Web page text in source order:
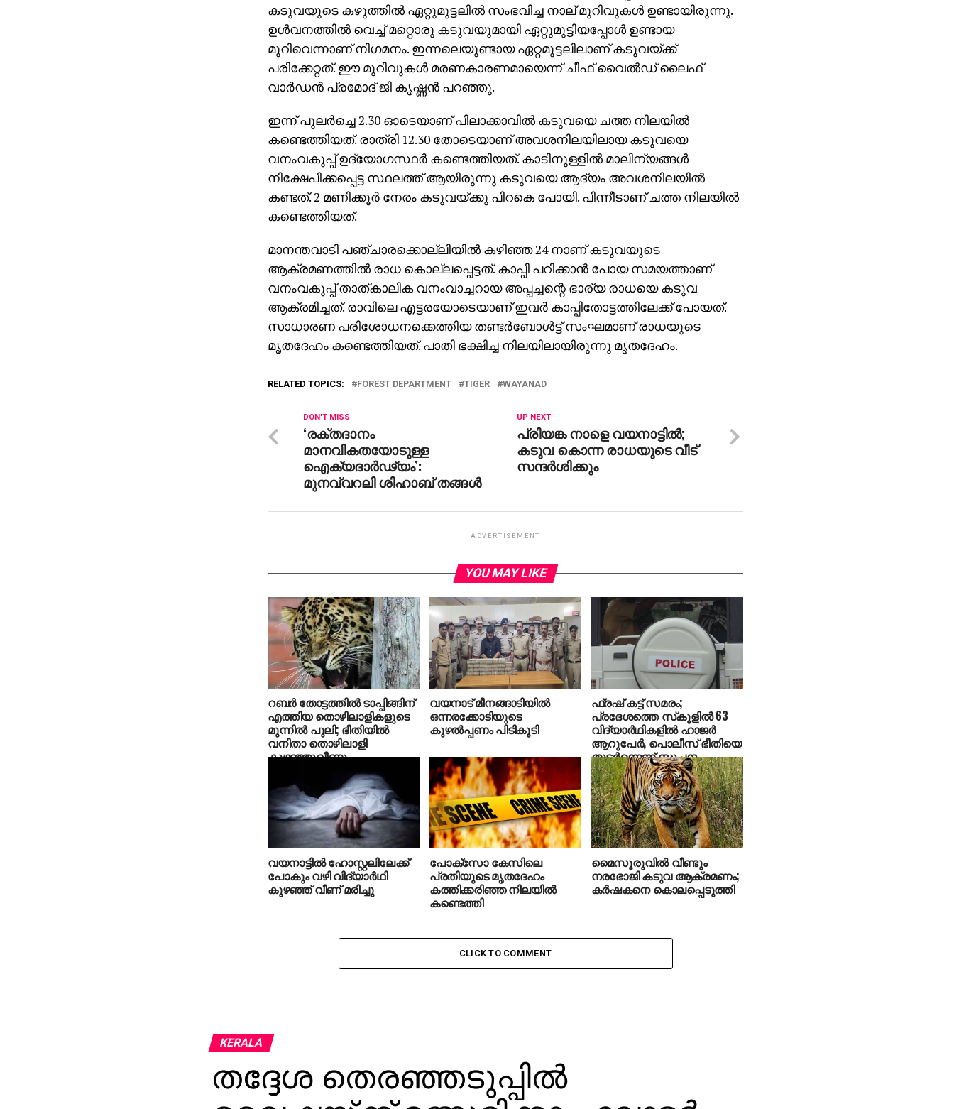
കടുവയുടെ കഴുത്തില്‍ ഏറ്റുമുട്ടലില്‍ സംഭവിച്ച നാല് മുറിവുകള്‍ ഉണ്ടായിരുന്നു.
ഉള്‍വനത്തില്‍ വെച്ച് മറ്റൊരു കടുവയുമായി ഏറ്റുമുട്ടിയപ്പോള്‍ ഉണ്ടായ
മുറിവെന്നാണ് നിഗമനം. ഇന്നലെയുണ്ടായ ഏറ്റമുട്ടലിലാണ് കടുവയ്ക്ക്
പരിക്കേറ്റത്. ഈ മുറിവുകള്‍ മരണകാരണമായെന്ന് ചീഫ് വൈല്‍ഡ് ലൈഫ്
വാര്‍ഡന്‍ പ്രമോദ് ജി കൃഷ്ണന്‍ പറഞ്ഞു.
ഇന്ന് പുലര്‍ച്ചെ 2.30 ഓടെയാണ് പിലാക്കാവില്‍ കടുവയെ ചത്ത നിലയില്‍
കണ്ടെത്തിയത്. രാത്രി 12.30 തോടെയാണ് അവശനിലയിലായ കടുവയെ
വനംവകുപ്പ് ഉദ്യോഗസ്ഥര്‍ കണ്ടെത്തിയത്. കാടിനുള്ളില്‍ മാലിന്യങ്ങള്‍
നിക്ഷേപിക്കപ്പെട്ട സ്ഥലത്ത് ആയിരുന്നു കടുവയെ ആദ്യം അവശനിലയില്‍
കണ്ടത്. 2 മണിക്കൂര്‍ നേരം കടുവയ്ക്കു പിറകെ പോയി. പിന്നീടാണ് ചത്ത നിലയില്‍
കണ്ടെത്തിയത്.
മാനന്തവാടി പഞ്ചാരക്കൊല്ലിയില്‍ കഴിഞ്ഞ 24 നാണ് കടുവയുടെ
ആക്രമണത്തില്‍ രാധ കൊല്ലപ്പെട്ടത്. കാപ്പി പറിക്കാന്‍ പോയ സമയത്താണ്
വനംവകുപ്പ് താത്കാലിക വനംവാച്ചറായ അപ്പച്ചന്റെ ഭാര്യ രാധയെ കടുവ
ആക്രമിച്ചത്. രാവിലെ എട്ടരയോടെയാണ് ഇവര്‍ കാപ്പിതോട്ടത്തിലേക്ക് പോയത്.
സാധാരണ പരിശോധനക്കെത്തിയ തണ്ടര്‍ബോള്‍ട്ട് സംഘമാണ് രാധയുടെ
മൃതദേഹം കണ്ടെത്തിയത്. പാതി ഭക്ഷിച്ച നിലയിലായിരുന്നു മൃതദേഹം.
RELATED TOPICS: FOREST DEPARTMENT TIGER WAYANAD
UP NEXT
പ്രിയങ്ക നാളെ വയനാട്ടിൽ;
കടുവ കൊന്ന രാധയുടെ വീട്
സന്ദർശിക്കും
DON'T MISS
‘രക്തദാനം
മാനവികതയോടുള്ള
ഐക്യദാർഢ്യം’:
മുനവ്വറലി ശിഹാബ് തങ്ങൾ
ADVERTISEMENT
YOU MAY LIKE
റബര്‍ തോട്ടത്തില്‍ ടാപ്പിങ്ങിന്
എത്തിയ തൊഴിലാളികളുടെ
മുന്നില്‍ പുലി; ഭീതിയില്‍
വനിതാ തൊഴിലാളി
കുഴഞ്ഞുവീണു
വയനാട് മീനങ്ങാടിയില്‍
ഒന്നരക്കോടിയുടെ
കുഴല്‍പ്പണം പിടികൂടി
ഫ്രഷ് കട്ട് സമരം;
പ്രദേശത്തെ സ്‌കൂളില്‍ 63
വിദ്യാര്‍ഥികളില്‍ ഹാജര്‍
ആറുപേര്‍, പൊലീസ് ഭീതിയെ
തുടര്‍ന്നെന്ന് സൂചന
വയനാട്ടില്‍ ഹോസ്റ്റലിലേക്ക്
പോകും വഴി വിദ്യാര്‍ഥി
കുഴഞ്ഞ് വീണ് മരിച്ചു
പോക്‌സോ കേസിലെ
പ്രതിയുടെ മൃതദേഹം
കത്തിക്കരിഞ്ഞ നിലയില്‍
കണ്ടെത്തി
മൈസൂരുവില്‍ വീണ്ടും
നരഭോജി കടുവ ആക്രമണം;
കര്‍ഷകനെ കൊലപ്പെടുത്തി
CLICK TO COMMENT
KERALA
തദ്ദേശ തെരഞ്ഞടുപ്പില്‍